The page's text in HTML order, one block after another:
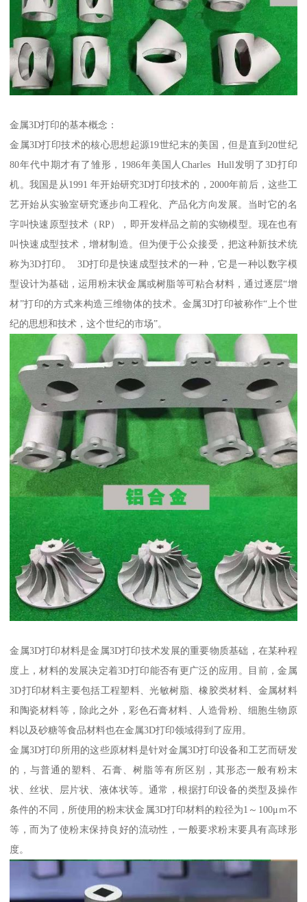
金属3D打印的基本概念：
金属3D打印技术的核心思想起源19世纪末的美国，但是直到20世纪
80年代中期才有了雏形，1986年美国人Charles Hull发明了3D打印
机。我国是从1991 年开始研究3D打印技术的，2000年前后，这些工
艺开始从实验室研究逐步向工程化、产品化方向发展。当时它的名
字叫快速原型技术（RP），即开发样品之前的实物模型。现在也有
叫快速成型技术，增材制造。但为便于公众接受，把这种新技术统
称为3D打印。 3D打印是快速成型技术的一种，它是一种以数字模
型设计为基础，运用粉末状金属或树脂等可粘合材料，通过逐层“增
材”打印的方式来构造三维物体的技术。金属3D打印被称作“上个世
纪的思想和技术，这个世纪的市场”。
金属3D打印材料是金属3D打印技术发展的重要物质基础，在某种程
度上，材料的发展决定着3D打印能否有更广泛的应用。目前，金属
3D打印材料主要包括工程塑料、光敏树脂、橡胶类材料、金属材料
和陶瓷材料等，除此之外，彩色石膏材料、人造骨粉、细胞生物原
料以及砂糖等食品材料也在金属3D打印领域得到了应用。
金属3D打印所用的这些原材料是针对金属3D打印设备和工艺而研发
的，与普通的塑料、石膏、树脂等有所区别，其形态一般有粉末
状、丝状、层片状、液体状等。通常，根据打印设备的类型及操作
条件的不同，所使用的粉末状金属3D打印材料的粒径为1～100μｍ不
等，而为了使粉末保持良好的流动性，一般要求粉末要具有高球形
度。